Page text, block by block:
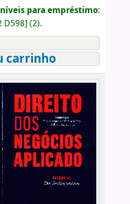
para empréstimo:
D598] (2).
carrinho